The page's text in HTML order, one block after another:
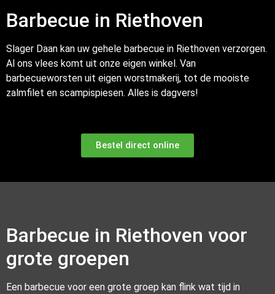
Barbecue in Riethoven
Slager Daan kan uw gehele barbecue in Riethoven verzorgen.
Al ons vlees komt uit onze eigen winkel. Van
barbecueworsten uit eigen worstmakerij, tot de mooiste
zalmfilet en scampispiesen. Alles is dagvers!
Bestel direct online
Barbecue in Riethoven voor
grote groepen
Een barbecue voor een grote groep kan flink wat tijd in